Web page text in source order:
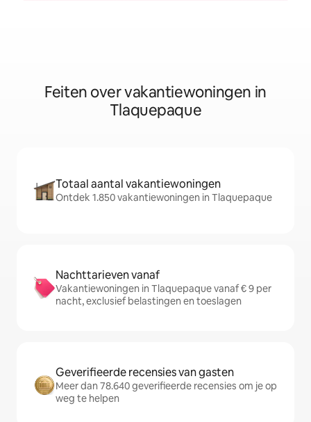
Feiten over vakantiewoningen in
Tlaquepaque
Totaal aantal vakantiewoningen
Ontdek 1.850 vakantiewoningen in Tlaquepaque
Nachttarieven vanaf
Vakantiewoningen in Tlaquepaque vanaf € 9 per
nacht, exclusief belastingen en toeslagen
Geverifieerde recensies van gasten
Meer dan 78.640 geverifieerde recensies om je op
weg te helpen